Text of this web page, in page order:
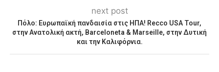
next post
Πόλο: Ευρωπαϊκή πανδαισία στις ΗΠΑ! Recco USA Tour,
στην Ανατολική ακτή, Barceloneta & Marseille, στην Δυτική
και την Καλιφόρνια.